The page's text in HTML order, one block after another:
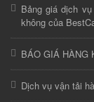
Bảng giá dịch
không của
BÁO GIÁ HÀNG
Dịch vụ vận tải